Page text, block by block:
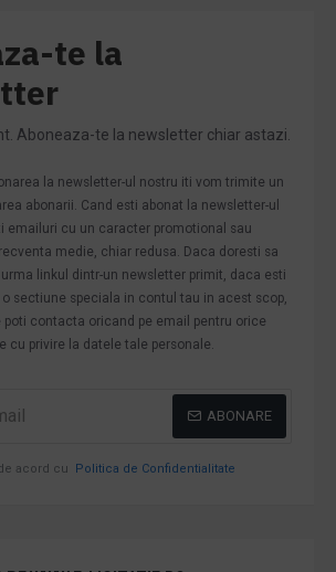
te la
Aboneaza-te la newsletter chiar astazi.
la newsletter-ul nostru iti vom trimite un
abonarii. Cand esti abonat la newsletter-ul
emailuri cu un caracter promotional sau
medie, chiar redusa. Daca doresti sa
linkul dintr-un newsletter primit, daca esti
sectiune speciala in contul tau in acest scop,
poti contacta oricand pe email pentru orice
cu privire la datele tale personale.
ABONARE
acord cu Politica de Confidentialitate